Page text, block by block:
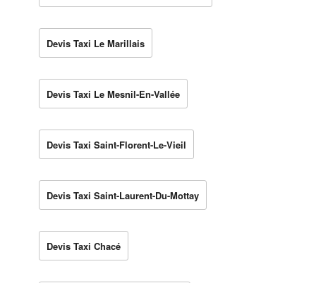
Devis Taxi Le Marillais
Devis Taxi Le Mesnil-En-Vallée
Devis Taxi Saint-Florent-Le-Vieil
Devis Taxi Saint-Laurent-Du-Mottay
Devis Taxi Chacé